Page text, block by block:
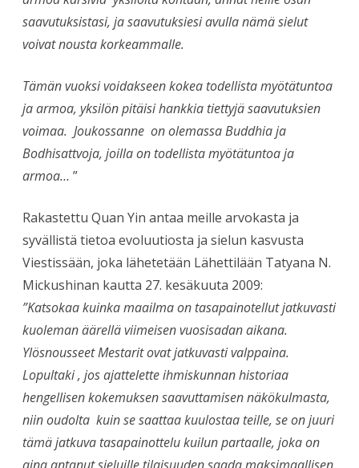
saavutuksistasi, ja saavutuksiesi avulla nämä sielut
voivat nousta korkeammalle.
Tämän vuoksi voidakseen kokea todellista myötätuntoa
ja armoa, yksilön pitäisi hankkia tiettyjä saavutuksien
voimaa. Joukossanne on olemassa Buddhia ja
Bodhisattvoja, joilla on todellista myötätuntoa ja
armoa… ”
Rakastettu Quan Yin antaa meille arvokasta ja
syvällistä tietoa evoluutiosta ja sielun kasvusta
Viestissään, joka lähetetään Lähettilään Tatyana N.
Mickushinan kautta 27. kesäkuuta 2009:
”Katsokaa kuinka maailma on tasapainotellut jatkuvasti
kuoleman äärellä viimeisen vuosisadan aikana.
Ylösnousseet Mestarit ovat jatkuvasti valppaina.
Lopultaki , jos ajattelette ihmiskunnan historiaa
hengellisen kokemuksen saavuttamisen näkökulmasta,
niin oudolta kuin se saattaa kuulostaa teille, se on juuri
tämä jatkuva tasapainottelu kuilun partaalle, joka on